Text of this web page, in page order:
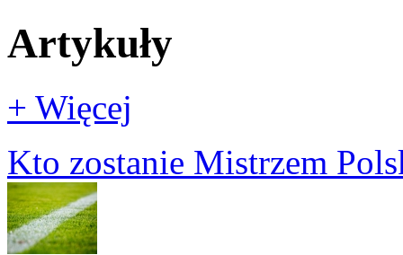
Artykuły
+ Więcej
Kto zostanie Mistrzem